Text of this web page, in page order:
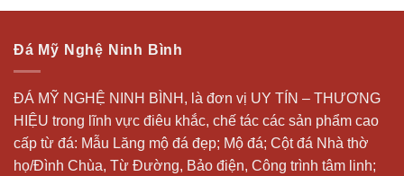
Đá Mỹ Nghệ Ninh Bình
ĐÁ MỸ NGHỆ NINH BÌNH, là đơn vị UY TÍN – THƯƠNG
HIỆU trong lĩnh vực điêu khắc, chế tác các sản phẩm cao
cấp từ đá: Mẫu Lăng mộ đá đẹp; Mộ đá; Cột đá Nhà thờ
họ/Đình Chùa, Từ Đường, Bảo điện, Công trình tâm linh;